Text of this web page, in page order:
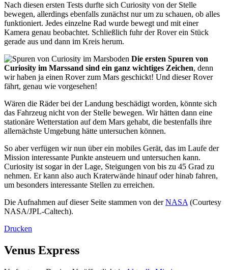
Nach diesen ersten Tests durfte sich Curiosity von der Stelle
bewegen, allerdings ebenfalls zunächst nur um zu schauen, ob alles
funktioniert. Jedes einzelne Rad wurde bewegt und mit einer
Kamera genau beobachtet. Schließlich fuhr der Rover ein Stück
gerade aus und dann im Kreis herum.
Die ersten Spuren von
Curiosity im Marssand sind ein ganz wichtiges Zeichen, denn
wir haben ja einen Rover zum Mars geschickt! Und dieser Rover
fährt, genau wie vorgesehen!
Wären die Räder bei der Landung beschädigt worden, könnte sich
das Fahrzeug nicht von der Stelle bewegen. Wir hätten dann eine
stationäre Wetterstation auf dem Mars gehabt, die bestenfalls ihre
allernächste Umgebung hätte untersuchen können.
So aber verfügen wir nun über ein mobiles Gerät, das im Laufe der
Mission interessante Punkte ansteuern und untersuchen kann.
Curiosity ist sogar in der Lage, Steigungen von bis zu 45 Grad zu
nehmen. Er kann also auch Kraterwände hinauf oder hinab fahren,
um besonders interessante Stellen zu erreichen.
Die Aufnahmen auf dieser Seite stammen von derNASA(Courtesy
NASA/JPL-Caltech).
Drucken
Venus Express